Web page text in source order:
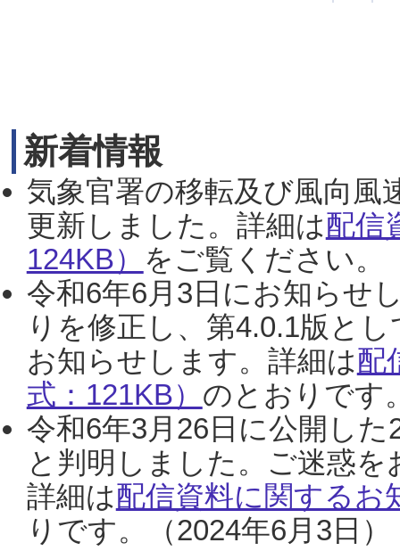
新着情報
気象官署の移転及び風向風
更新しました。詳細は配信
124KB） をご覧ください。
令和6年6月3日にお知らせ
りを修正し、第4.0.1版と
お知らせします。詳細は配
式：121KB） のとおりです
令和6年3月26日に公開し
と判明しました。ご迷惑
詳細は配信資料に関するお
りです。（2024年6月3日）